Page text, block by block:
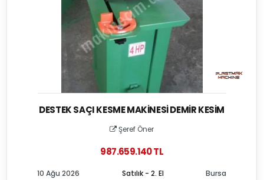
DESTEK SAÇI KESME MAKINESI DEMIR KESIM
Şeref Öner
987.659.140 TL
Satılık - 2. El
10 Ağu 2026 Bursa